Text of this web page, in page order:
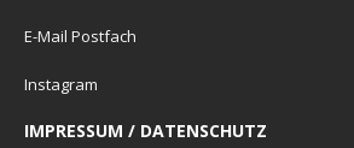
E-Mail Postfach
Instagram
IMPRESSUM / DATENSCHUTZ